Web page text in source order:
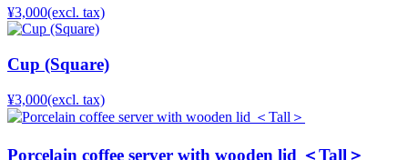
¥3,000(excl. tax)
Cup (Square)
¥3,000(excl. tax)
Porcelain coffee server with wooden lid ＜Tall＞